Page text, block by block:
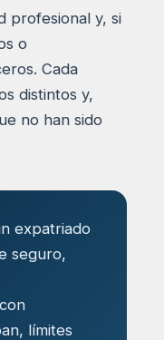
profesional y, si
o
Cada
distintos y,
no han sido
expatriado
seguro,
límites